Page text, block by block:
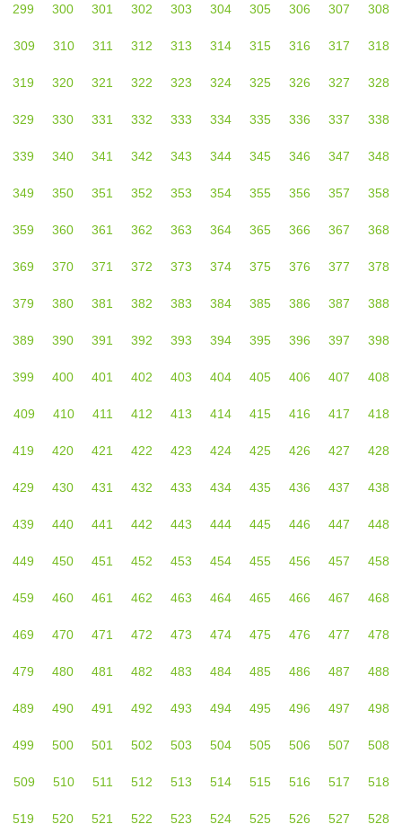
299 300 301 302 303 304 305 306 307 308
309 310 311 312 313 314 315 316 317 318
319 320 321 322 323 324 325 326 327 328
329 330 331 332 333 334 335 336 337 338
339 340 341 342 343 344 345 346 347 348
349 350 351 352 353 354 355 356 357 358
359 360 361 362 363 364 365 366 367 368
369 370 371 372 373 374 375 376 377 378
379 380 381 382 383 384 385 386 387 388
389 390 391 392 393 394 395 396 397 398
399 400 401 402 403 404 405 406 407 408
409 410 411 412 413 414 415 416 417 418
419 420 421 422 423 424 425 426 427 428
429 430 431 432 433 434 435 436 437 438
439 440 441 442 443 444 445 446 447 448
449 450 451 452 453 454 455 456 457 458
459 460 461 462 463 464 465 466 467 468
469 470 471 472 473 474 475 476 477 478
479 480 481 482 483 484 485 486 487 488
489 490 491 492 493 494 495 496 497 498
499 500 501 502 503 504 505 506 507 508
509 510 511 512 513 514 515 516 517 518
519 520 521 522 523 524 525 526 527 528